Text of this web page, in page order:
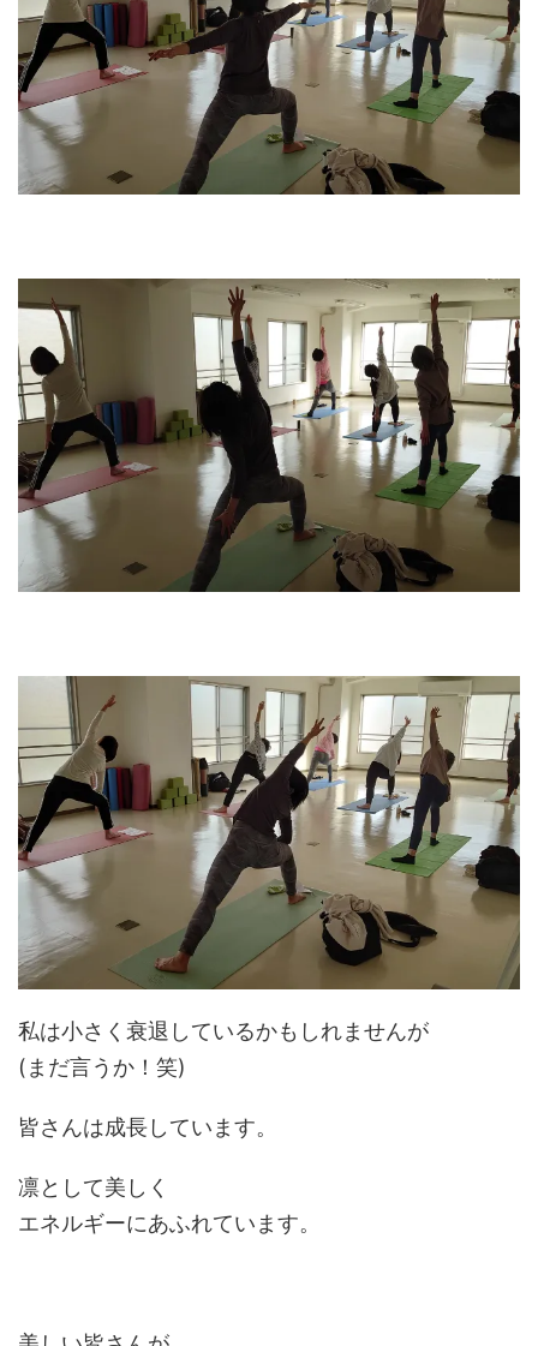
私は小さく衰退しているかもしれませんが
(まだ言うか！笑)
皆さんは成長しています。
凛として美しく
エネルギーにあふれています。